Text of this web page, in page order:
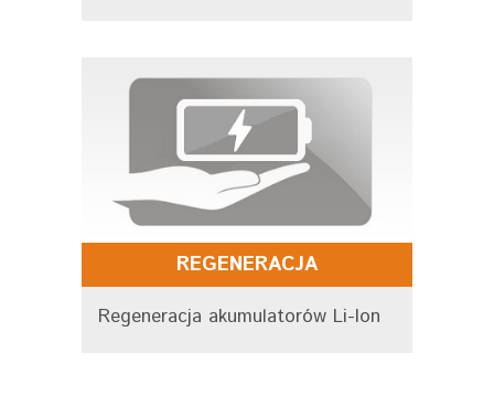
REGENERACJA
Regeneracja akumulatorów Li-Ion